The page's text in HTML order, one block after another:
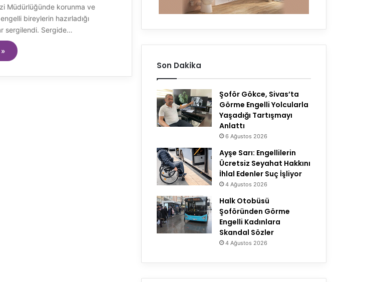
Müdürlüğünde korunma ve
bireylerin hazırladığı
sergilendi. Sergide…
Son Dakika
Şoför Gökce, Sivas’ta
Görme Engelli Yolcularla
Yaşadığı Tartışmayı
Anlattı
6 Ağustos 2026
Ayşe Sarı: Engellilerin
Ücretsiz Seyahat Hakkını
İhlal Edenler Suç İşliyor
4 Ağustos 2026
Halk Otobüsü
Şoföründen Görme
Engelli Kadınlara
Skandal Sözler
4 Ağustos 2026